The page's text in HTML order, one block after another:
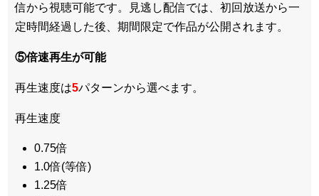
信から視聴可能です。見逃し配信では、初回放送から一
定時間経過した後、期間限定で作品が公開されます。
⑤倍速再生が可能
再生速度は5パターンから選べます。
再生速度
0.75倍
1.0倍(等倍)
1.25倍